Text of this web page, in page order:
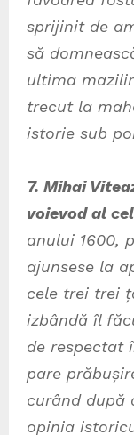
sprijinit de
să
ultima
trecut la
istorie sub
7. Mihai
voievod al
anului 1600,
ajunsese la
cele trei trei
izbândă îl
de respectat
pare
curând după
opinia